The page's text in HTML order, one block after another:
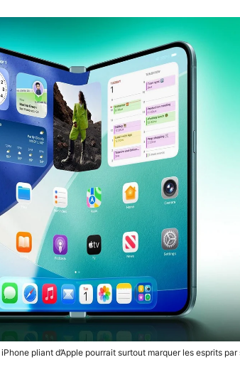
pliant d’Apple pourrait surtout marquer les esprits